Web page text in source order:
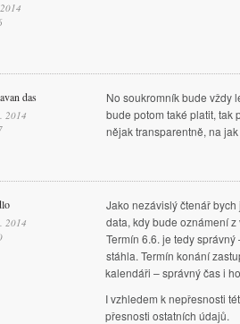
das
2014
No soukromník bude vždy
bude potom také platit, tak
nějak transparentně, na jak
2014
Jako nezávislý čtenář
data, kdy bude oznámení
Termín 6.6. je tedy
stáhla. Termín konání
kalendáři – správný čas i
I vzhledem k nepřesnosti
přesnosti ostatních údajů.